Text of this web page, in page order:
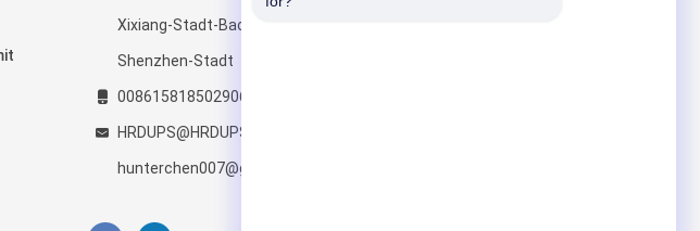
Xixiang-Stadt-Bao'an-Bezirk,
Shenzhen-Stadt
008615818502906(mobile)
HRDUPS@HRDUPS.COM;
hunterchen007@gmail.com